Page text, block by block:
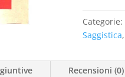
D'Onofrio
e
(1949)
Categorie:
Saggistica,
Recensioni (0)